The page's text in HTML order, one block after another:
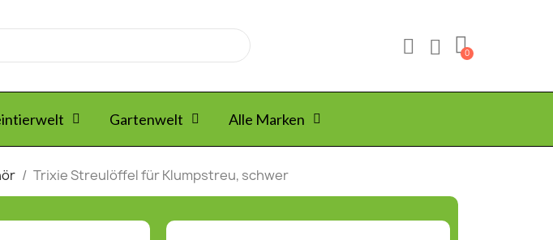
Gartenwelt Alle Marken
Trixie Streulöffel für Klumpstreu, schwer